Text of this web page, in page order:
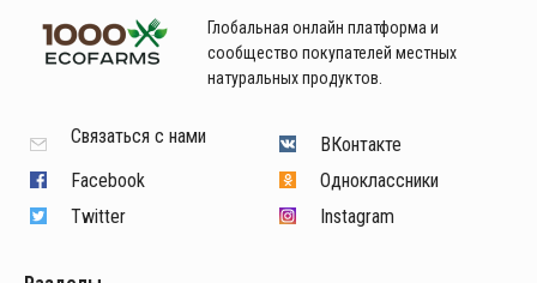
Глобальная онлайн платформа и
сообщество покупателей местных
натуральных продуктов.
Связаться с нами
Facebook
Twitter
ВКонтакте
Одноклассники
Instagram